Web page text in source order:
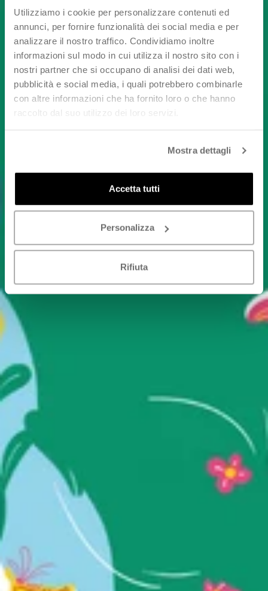
Utilizziamo i cookie per personalizzare contenuti ed
annunci, per fornire funzionalità dei social media e per
analizzare il nostro traffico. Condividiamo inoltre
informazioni sul modo in cui utilizza il nostro sito con i
nostri partner che si occupano di analisi dei dati web,
pubblicità e social media, i quali potrebbero combinarle
con altre informazioni che ha fornito loro o che hanno
raccolto dal suo utilizzo dei loro servizi.
Mostra dettagli
Accetta tutti
Personalizza
Rifiuta